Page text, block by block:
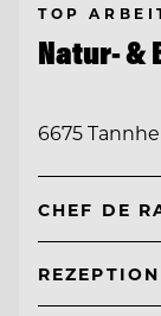
TOP
Natur- &
6675
CHEF DE